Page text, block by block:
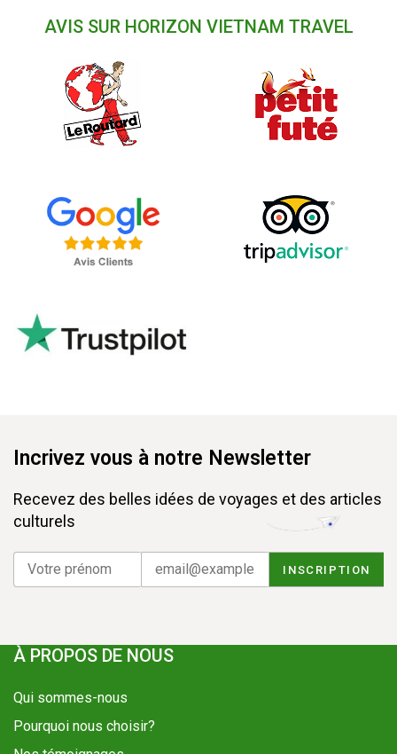
AVIS SUR HORIZON VIETNAM TRAVEL
Incrivez vous à notre Newsletter
Recevez des belles idées de voyages et des articles
culturels
À PROPOS DE NOUS
Qui sommes-nous
Pourquoi nous choisir?